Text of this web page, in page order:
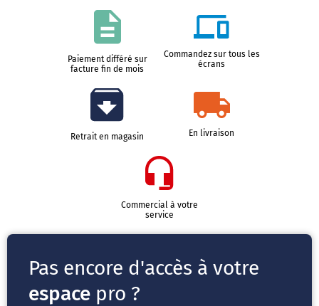
Paiement différé sur
facture fin de mois
Commandez sur tous les
écrans
Retrait en magasin En livraison
Commercial à votre
service
Pas encore d'accès à votre
espace pro ?